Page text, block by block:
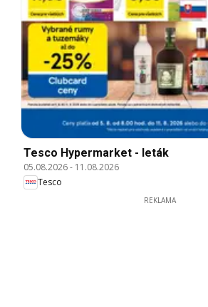
Tesco Hypermarket - leták
05.08.2026- 11.08.2026
Tesco
REKLAMA